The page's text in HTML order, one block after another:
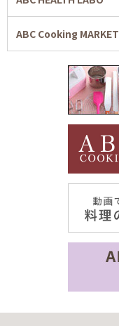
ABC Cooking MARKET